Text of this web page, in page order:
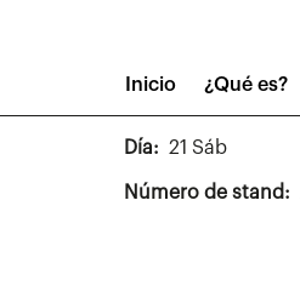
Main
menuInicio ¿Qué es?
Día 21 Sáb
Número de stand